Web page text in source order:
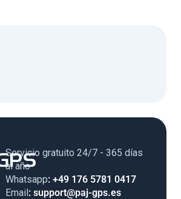
Servicio gratuito 24/7 - 365 días
al año
Whatsapp: +49 176 5781 0417
Email: support@paj-gps.es